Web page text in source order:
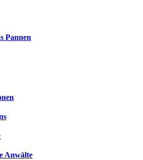
Pannen
Anwälte